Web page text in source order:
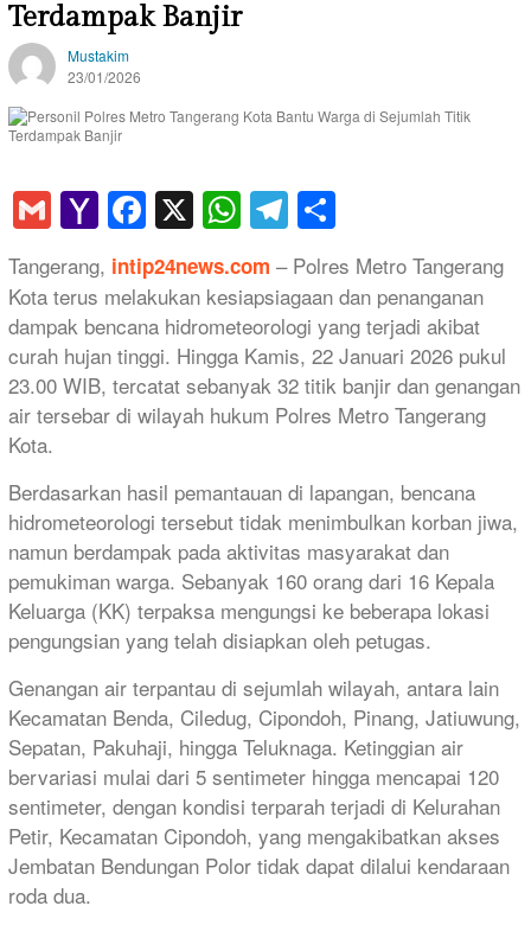
Terdampak Banjir
Mustakim
23/01/2026
GmailYahoo
Mail
Facebook
X WhatsApp
Telegram
Tangerang, intip24news.com – Polres Metro Tangerang
Kota terus melakukan kesiapsiagaan dan penanganan
dampak bencana hidrometeorologi yang terjadi akibat
curah hujan tinggi. Hingga Kamis, 22 Januari 2026 pukul
23.00 WIB, tercatat sebanyak 32 titik banjir dan genangan
air tersebar di wilayah hukum Polres Metro Tangerang
Kota.
Berdasarkan hasil pemantauan di lapangan, bencana
hidrometeorologi tersebut tidak menimbulkan korban jiwa,
namun berdampak pada aktivitas masyarakat dan
pemukiman warga. Sebanyak 160 orang dari 16 Kepala
Keluarga (KK) terpaksa mengungsi ke beberapa lokasi
pengungsian yang telah disiapkan oleh petugas.
Genangan air terpantau di sejumlah wilayah, antara lain
Kecamatan Benda, Ciledug, Cipondoh, Pinang, Jatiuwung,
Sepatan, Pakuhaji, hingga Teluknaga. Ketinggian air
bervariasi mulai dari 5 sentimeter hingga mencapai 120
sentimeter, dengan kondisi terparah terjadi di Kelurahan
Petir, Kecamatan Cipondoh, yang mengakibatkan akses
Jembatan Bendungan Polor tidak dapat dilalui kendaraan
roda dua.